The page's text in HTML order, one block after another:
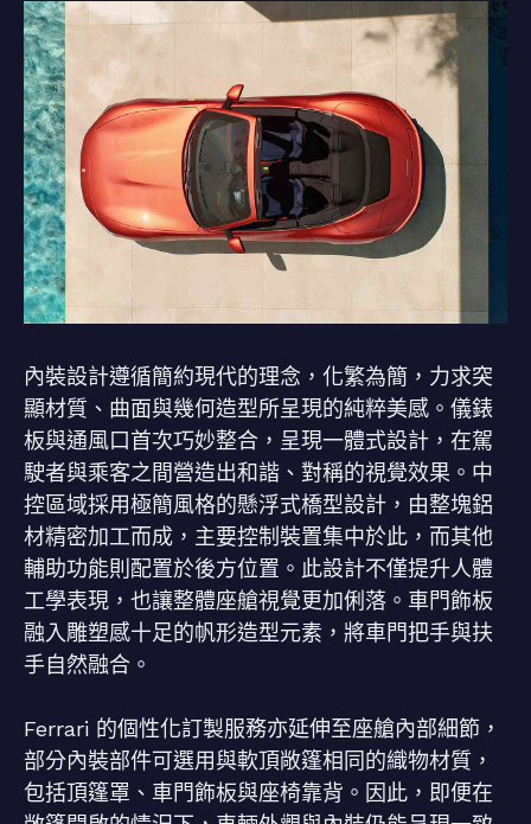
內裝設計遵循簡約現代的理念，化繁為簡，力求突
顯材質、曲面與幾何造型所呈現的純粹美感。儀錶
板與通風口首次巧妙整合，呈現一體式設計，在駕
駛者與乘客之間營造出和諧、對稱的視覺效果。中
控區域採用極簡風格的懸浮式橋型設計，由整塊鋁
材精密加工而成，主要控制裝置集中於此，而其他
輔助功能則配置於後方位置。此設計不僅提升人體
工學表現，也讓整體座艙視覺更加俐落。車門飾板
融入雕塑感十足的帆形造型元素，將車門把手與扶
手自然融合。
Ferrari 的個性化訂製服務亦延伸至座艙內部細節，
部分內裝部件可選用與軟頂敞篷相同的織物材質，
包括頂篷罩、車門飾板與座椅靠背。因此，即便在